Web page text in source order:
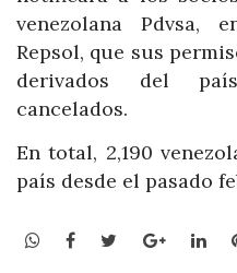
venezolana Pdvsa,
Repsol, que sus
derivados del
cancelados.
En total, 2,190
país desde el pasado
WhatsApp
Facebook
TwitterGoogle+